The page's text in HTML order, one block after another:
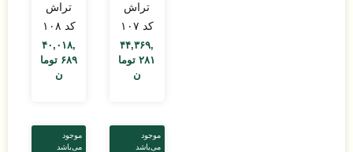
تراش
کد ۱۰۷
۴۴,۳۶۹,
۲۸۱ توما
ن
تراش
کد ۱۰۸
۴۰,۰۱۸,
۶۸۹ توما
ن
موجود
می‌باشد
موجود
می‌باشد